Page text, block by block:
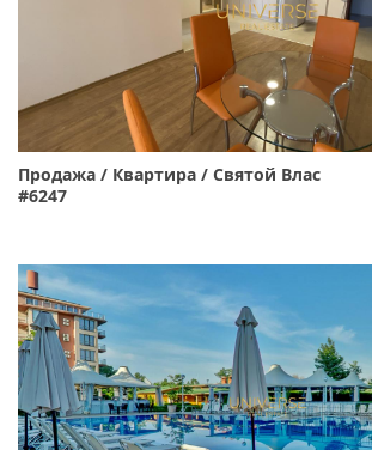
Продажа / Квартира / Святой Влас
#6247